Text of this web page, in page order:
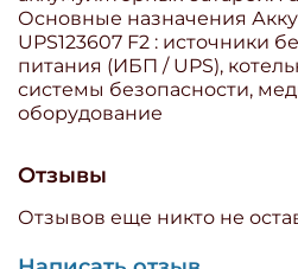
Основные назначения
UPS123607 F2 : источники
питания (ИБП / UPS),
системы безопасности,
оборудование
Отзывы
Отзывов еще никто не